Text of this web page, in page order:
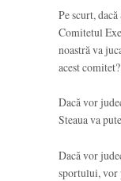
Pe scurt,
Comitetul
noastră va
acest
Dacă vor
Steaua va
Dacă vor
sportului, vor